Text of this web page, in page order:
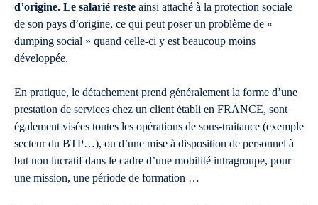
d’origine. Le salarié reste ainsi attaché à la protection sociale
de son pays d’origine, ce qui peut poser un problème de «
dumping social » quand celle-ci y est beaucoup moins
développée.
En pratique, le détachement prend généralement la forme d’une
prestation de services chez un client établi en FRANCE, sont
également visées toutes les opérations de sous-traitance (exemple
secteur du BTP…), ou d’une mise à disposition de personnel à
but non lucratif dans le cadre d’une mobilité intragroupe, pour
une mission, une période de formation …